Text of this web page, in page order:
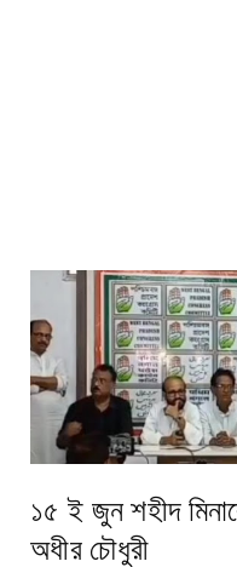
১৫ ই জুন শহীদ
অধীর চৌধুরী